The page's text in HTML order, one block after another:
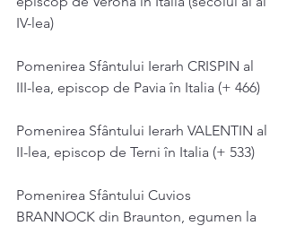
IV-lea)
Pomenirea Sfântului Ierarh CRISPIN al
III-lea, episcop de Pavia în Italia (+ 466)
Pomenirea Sfântului Ierarh VALENTIN al
II-lea, episcop de Terni în Italia (+ 533)
Pomenirea Sfântului Cuvios
BRANNOCK din Braunton, egumen la